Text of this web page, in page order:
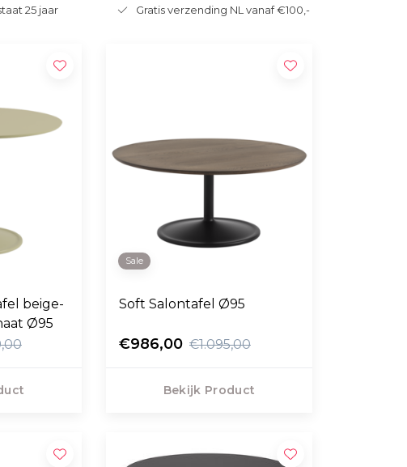
25 jaar Gratis verzending NL vanaf €100,-
beige-
Ø95
Sale
Soft Salontafel Ø95
€986,00 €1.095,00
Bekijk Product